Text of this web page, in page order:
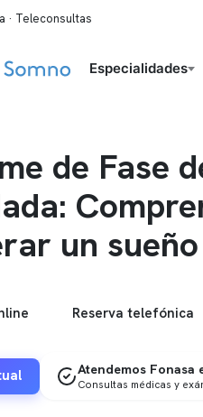
· Teleconsultas
Especialidades
de Fase
un
Reserva telefónica
Atendemos Fonasa
Consultas médicas y